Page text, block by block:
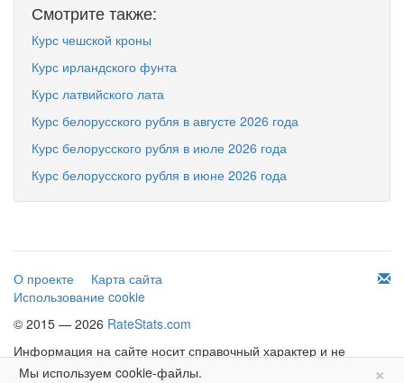
Смотрите также:
Курс чешской кроны
Курс ирландского фунта
Курс латвийского лата
Курс белорусского рубля в августе 2026 года
Курс белорусского рубля в июле 2026 года
Курс белорусского рубля в июне 2026 года
О проекте
Карта сайта
Использование cookie
© 2015 — 2026 RateStats.com
Информация на сайте носит справочный характер и не
является офертой.
×
Мы используем cookie-файлы.